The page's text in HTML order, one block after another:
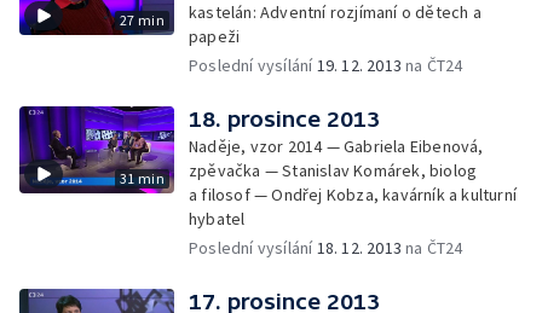
27 min
kastelán: Adventní rozjímaní o dětech a
papeži
Poslední vysílání19. 12. 2013 na ČT24
31 min
18. prosince 2013
Naděje, vzor 2014 — Gabriela Eibenová,
zpěvačka — Stanislav Komárek, biolog
a filosof — Ondřej Kobza, kavárník a kulturní
hybatel
Poslední vysílání18. 12. 2013 na ČT24
17. prosince 2013